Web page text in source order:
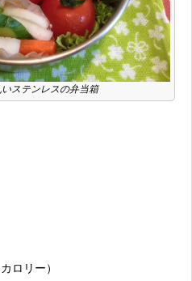
ステンレスの弁当箱
ロリー）